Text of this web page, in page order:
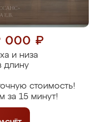
000 ₽
и низа
длину
стоимость!
за 15 минут!